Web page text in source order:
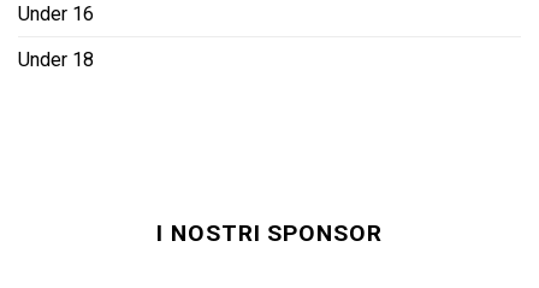
Under 16
Under 18
I NOSTRI SPONSOR